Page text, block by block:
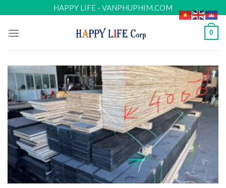
to
content
HAPPY LIFE - VANPHUPHIM.COM
0